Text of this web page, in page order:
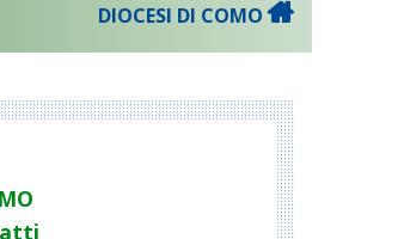
DIOCESI DI COMO